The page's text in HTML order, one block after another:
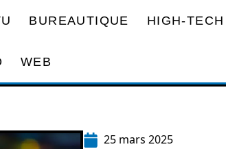
BUREAUTIQUE HIGH-TECH
WEB
25 mars 2025